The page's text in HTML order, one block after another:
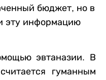
бюджет, но в
эту информацию
эвтаназии. В
гуманным